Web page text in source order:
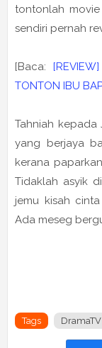
tontonlah movie
sendiri pernah
[Baca:
TONTON IBU
Tahniah kepada
yang berjaya
kerana
Tidaklah asyik
jemu kisah
Ada meseg
Tags DramaTV